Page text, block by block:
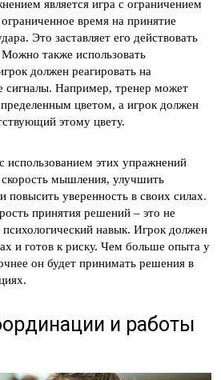
является игра с ограничением
время на принятие
Это заставляет его действовать
также использовать
должен реагировать на
сигналы. Например, тренер может
цветом, а игрок должен
этому цвету.
использованием этих упражнений
скорость мышления, улучшить
уверенность в своих силах.
принятия решений – это не
навык. Игрок должен
и готов к риску. Чем больше опыта у
он будет принимать решения в
и работы